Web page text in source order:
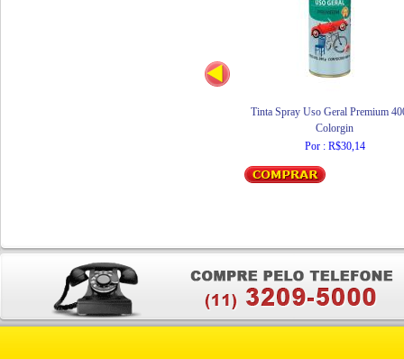
Tinta Spray Uso Geral Premium
Colorgin
Por : R$30,14